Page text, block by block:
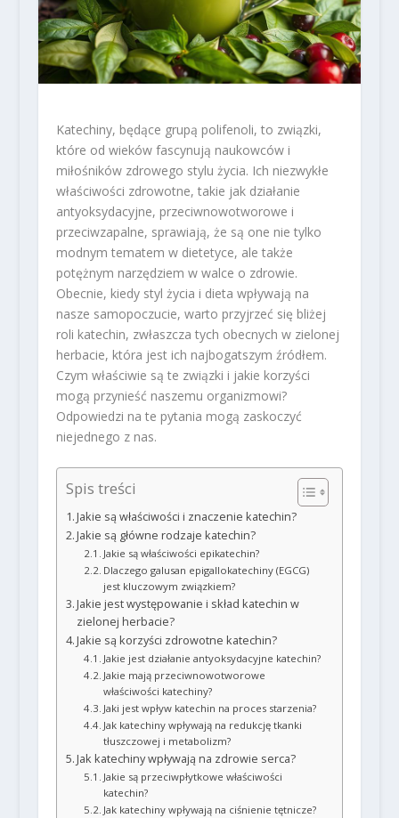
Katechiny, będące grupą polifenoli, to związki,
które od wieków fascynują naukowców i
miłośników zdrowego stylu życia. Ich niezwykłe
właściwości zdrowotne, takie jak działanie
antyoksydacyjne, przeciwnowotworowe i
przeciwzapalne, sprawiają, że są one nie tylko
modnym tematem w dietetyce, ale także
potężnym narzędziem w walce o zdrowie.
Obecnie, kiedy styl życia i dieta wpływają na
nasze samopoczucie, warto przyjrzeć się bliżej
roli katechin, zwłaszcza tych obecnych w zielonej
herbacie, która jest ich najbogatszym źródłem.
Czym właściwie są te związki i jakie korzyści
mogą przynieść naszemu organizmowi?
Odpowiedzi na te pytania mogą zaskoczyć
niejednego z nas.
Spis treści
Jakie są właściwości i znaczenie katechin?
Jakie są główne rodzaje katechin?
Jakie są właściwości epikatechin?
Dlaczego galusan epigallokatechiny (EGCG)
jest kluczowym związkiem?
Jakie jest występowanie i skład katechin w
zielonej herbacie?
Jakie są korzyści zdrowotne katechin?
Jakie jest działanie antyoksydacyjne katechin?
Jakie mają przeciwnowotworowe
właściwości katechiny?
Jaki jest wpływ katechin na proces starzenia?
Jak katechiny wpływają na redukcję tkanki
tłuszczowej i metabolizm?
Jak katechiny wpływają na zdrowie serca?
Jakie są przeciwpłytkowe właściwości
katechin?
Jak katechiny wpływają na ciśnienie tętnicze?